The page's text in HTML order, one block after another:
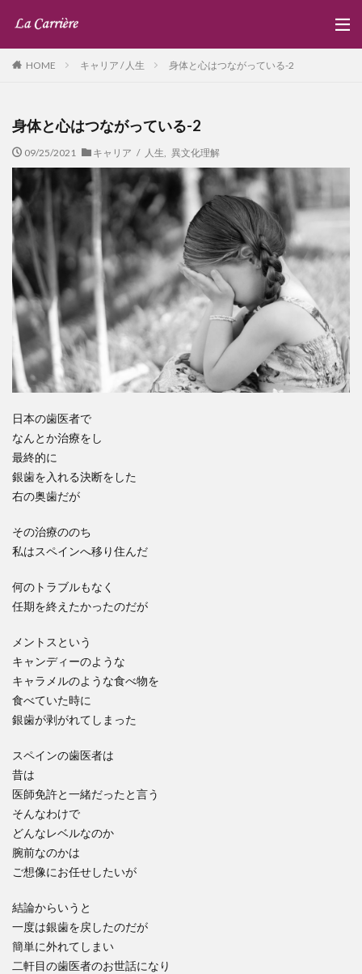
HOME キャリア / 人生 身体と心はつながっている-2
身体と心はつながっている-2
09/25/2021 キャリア / 人生 異文化理解
日本の歯医者で
なんとか治療をし
最終的に
銀歯を入れる決断をした
右の奥歯だが
その治療ののち
私はスペインへ移り住んだ
何のトラブルもなく
任期を終えたかったのだが
メントスという
キャンディーのような
キャラメルのような食べ物を
食べていた時に
銀歯が剥がれてしまった
スペインの歯医者は
昔は
医師免許と一緒だったと言う
そんなわけで
どんなレベルなのか
腕前なのかは
ご想像にお任せしたいが
結論からいうと
一度は銀歯を戻したのだが
簡単に外れてしまい
二軒目の歯医者のお世話になり